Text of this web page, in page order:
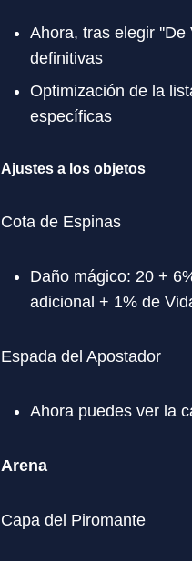
Ahora, tras elegir
definitivas
Optimización de la
específicas
Ajustes a los objetos
Cota de Espinas
Daño mágico: 20 +
adicional + 1% de
Espada del Apostador
Ahora puedes ver la
Arena
Capa del Piromante